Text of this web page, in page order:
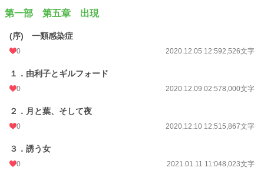
第一部 第五章 出現
(序) 一類感染症
0 2020.12.05 12:592,526文字
１．由利子とギルフォード
0 2020.12.09 02:578,000文字
２．月と葉、そして夜
0 2020.12.10 12:515,867文字
３．誘う女
0 2021.01.11 11:048,023文字